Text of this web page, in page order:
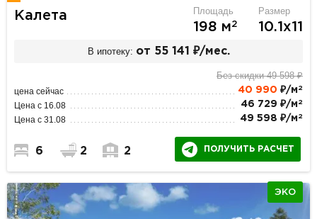
Калета Площадь
198 м2
Размер
10.1х11
В ипотеку: от 55 141 ₽/мес.
Без скидки 49 598 ₽
цена сейчас 40 990 ₽/м 2
Цена с 16.08 46 729 ₽/м 2
Цена с 31.08 49 598 ₽/м 2
6 2 2 ПОЛУЧИТЬ РАСЧЕТ
ЭКО